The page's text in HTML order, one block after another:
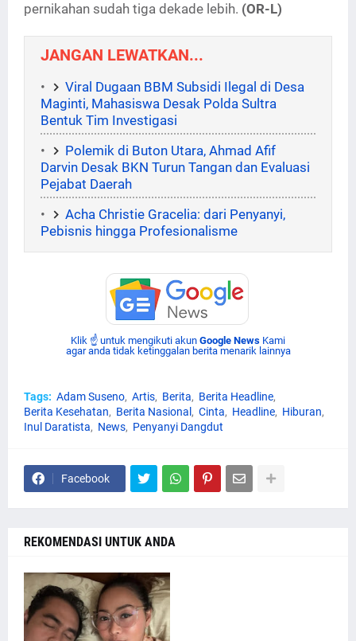
pernikahan sudah tiga dekade lebih. (OR-L)
JANGAN LEWATKAN...
Viral Dugaan BBM Subsidi Ilegal di Desa
Maginti, Mahasiswa Desak Polda Sultra
Bentuk Tim Investigasi
Polemik di Buton Utara, Ahmad Afif
Darvin Desak BKN Turun Tangan dan Evaluasi
Pejabat Daerah
Acha Christie Gracelia: dari Penyanyi,
Pebisnis hingga Profesionalisme
Klik ☝ untuk mengikuti akun Google News Kami
agar anda tidak ketinggalan berita menarik lainnya
Tags: Adam Suseno Artis Berita
Berita Headline
Berita Kesehatan
Berita Nasional Cinta Headline
Hiburan
Inul Daratista
News Penyanyi Dangdut
Facebook
REKOMENDASI UNTUK ANDA